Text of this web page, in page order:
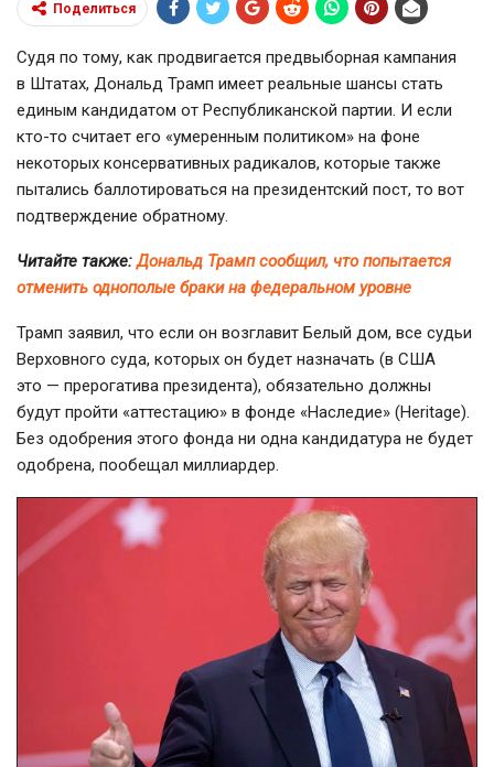
Поделиться
Судя по тому, как продвигается предвыборная кампания
в Штатах, Дональд Трамп имеет реальные шансы стать
единым кандидатом от Республиканской партии. И если
кто-то считает его «умеренным политиком» на фоне
некоторых консервативных радикалов, которые также
пытались баллотироваться на президентский пост, то вот
подтверждение обратному.
Читайте также:Дональд Трамп сообщил, что попытается
отменить однополые браки на федеральном уровне
Трамп заявил, что если он возглавит Белый дом, все судьи
Верховного суда, которых он будет назначать (в США
это — прерогатива президента), обязательно должны
будут пройти «аттестацию» в фонде «Наследие» (Heritage).
Без одобрения этого фонда ни одна кандидатура не будет
одобрена, пообещал миллиардер.